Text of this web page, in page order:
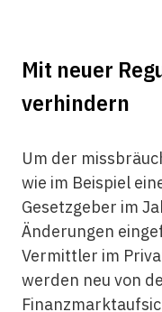
Mit neuer
verhindern
Um der
wie im Beispiel
Gesetzgeber im
Änderungen
Vermittler im
werden neu von